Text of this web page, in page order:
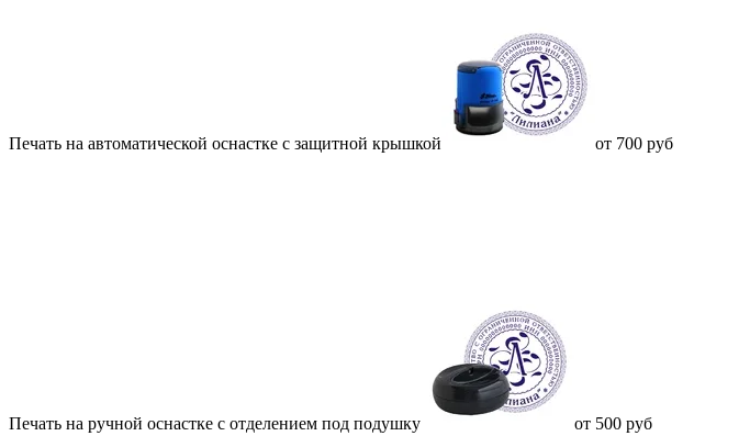
Печать на автоматической оснастке с защитной крышкой от 700 руб
Печать на ручной оснастке с отделением под подушку от 500 руб